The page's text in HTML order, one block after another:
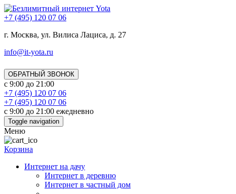
+7 (495) 120 07 06
г. Москва, ул. Вилиса Лациса, д. 27
info@it-yota.ru
ОБРАТНЫЙ ЗВОНОК
с 9:00 до 21:00
+7 (495) 120 07 06
+7 (495) 120 07 06
с 9:00 до 21:00 ежедневно
Toggle navigation
Меню
Корзина
Интернет на дачу
Интернет в деревню
Интернет в частный дом